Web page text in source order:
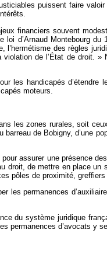
puissent faire
financiers souvent
d’Arnaud Montebourg du
des règles
de l’État de droit.
handicapés d’étendre
moteurs.
les zones rurales, soit
de Bobigny, d’une
assurer une présence
de mettre en place un
pôles de proximité, greffiers
les permanences
du système juridique
permanences d’avocats y